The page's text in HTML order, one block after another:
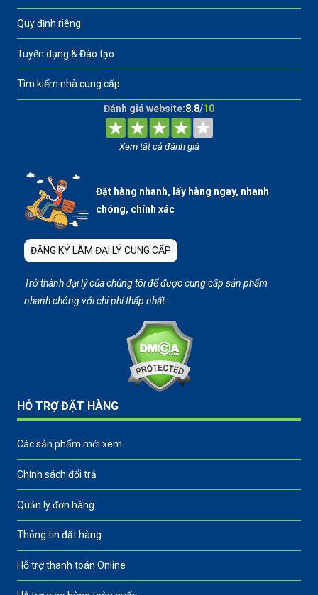
Quy định riêng
Tuyển dụng & Đào tạo
Tìm kiếm nhà cung cấp
Đánh giá website:8.8/10
Xem tất cả đánh giá
Đặt hàng nhanh, lấy hàng ngay, nhanh
chóng, chính xác
ĐĂNG KÝ LÀM ĐẠI LÝ CUNG CẤP
Trở thành đại lý của chúng tôi để được cung cấp sản phẩm
nhanh chóng với chi phí thấp nhất…
HỖ TRỢ ĐẶT HÀNG
Các sản phẩm mới xem
Chính sách đổi trả
Quản lý đơn hàng
Thông tin đặt hàng
Hỗ trợ thanh toán Online